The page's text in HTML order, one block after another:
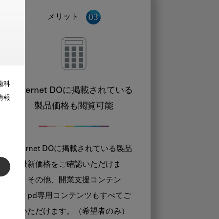
科
報
メリット
Internet DOに掲載されている
製品価格も閲覧可能
Internet DOに掲載されている製品
の最新価格をご確認いただけま
す。その他、開業支援コンテン
ツ、pd専用コンテンツもすべてご
覧いただけます。（希望者のみ）